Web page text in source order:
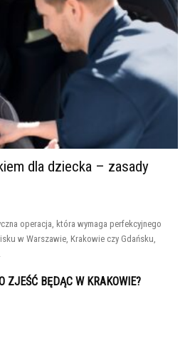
dla dziecka – zasady
operacja, która wymaga perfekcyjnego
w Warszawie, Krakowie czy Gdańsku,
ZJEŚĆ BĘDĄC W KRAKOWIE?